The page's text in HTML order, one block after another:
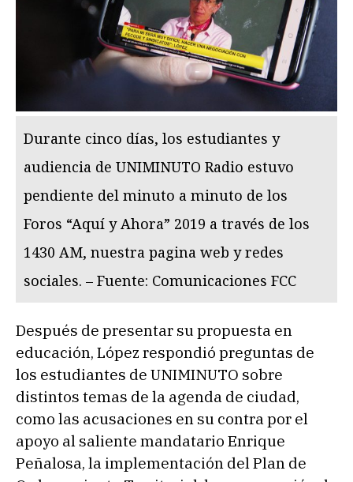
Durante cinco días, los estudiantes y
audiencia de UNIMINUTO Radio estuvo
pendiente del minuto a minuto de los
Foros “Aquí y Ahora” 2019 a través de los
1430 AM, nuestra pagina web y redes
sociales. – Fuente: Comunicaciones FCC
Después de presentar su propuesta en
educación, López respondió preguntas de
los estudiantes de UNIMINUTO sobre
distintos temas de la agenda de ciudad,
como las acusaciones en su contra por el
apoyo al saliente mandatario Enrique
Peñalosa, la implementación del Plan de